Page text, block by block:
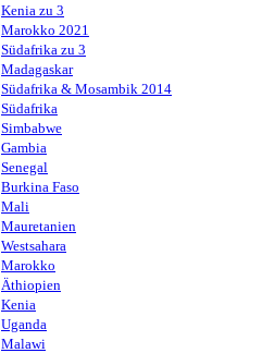
Kenia zu 3
Marokko 2021
Südafrika zu 3
Madagaskar
Südafrika & Mosambik 2014
Südafrika
Simbabwe
Gambia
Senegal
Burkina Faso
Mali
Mauretanien
Westsahara
Marokko
Äthiopien
Kenia
Uganda
Malawi